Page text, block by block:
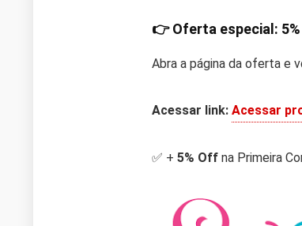
👉 Oferta especial:
Abra a página da oferta e
Acessar link: Acessar
✅ + 5% Off na Primeira